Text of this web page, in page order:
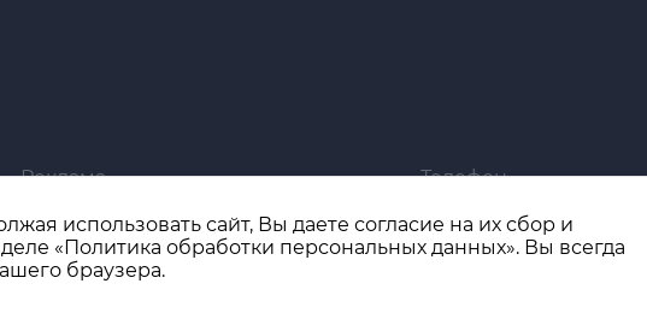
Реклама
Телефон
использовать сайт, Вы даете согласие на их сбор и
«Политика обработки персональных данных». Вы всегда
браузера.